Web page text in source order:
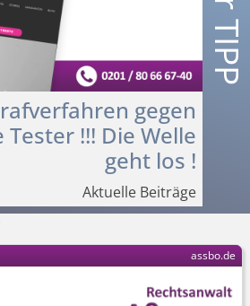
gegen
!!! Die Welle
geht los !
Aktuelle Beiträge
assbo.de